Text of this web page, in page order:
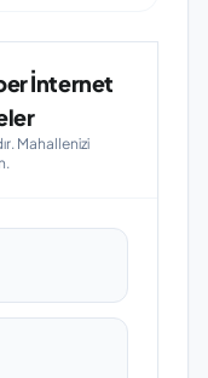
İnternet
Mahallenizi